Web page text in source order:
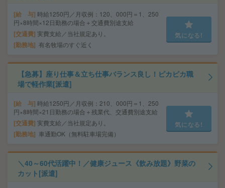
給 与 時給1250円／月収例：120、000円＝1、250
円×8時間×12日勤務の場合＋交通費別途支給
交通費 実費支給／当社規定あり。
勤務地 有名牧場のすぐ近く
気になる!
【急募】座り仕事＆立ち仕事バランス良し！ピカピカ職
場で軽作業[派遣]
給 与 時給1250円／月収例：210、000円＝1、250
円×8時間×21日勤務の場合＋残業代、交通費別途支給
交通費 実費支給／当社規定あり。
勤務地 車通勤OK（無料駐車場完備）
気になる!
＼40～60代活躍中！／健康ジュース《飲み放題》野菜の
カット[派遣]